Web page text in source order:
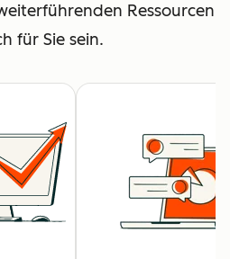
Ressourcen
für Sie sein.